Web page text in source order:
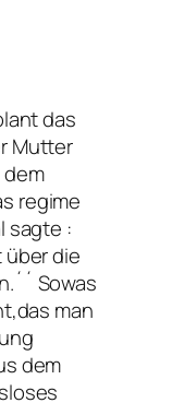
das
Mutter
regime
sagte :
über die
Sowas
man
dem